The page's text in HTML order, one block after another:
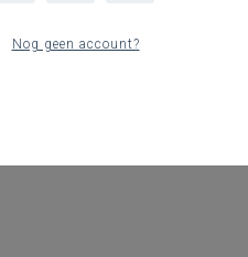
Nog geen account?